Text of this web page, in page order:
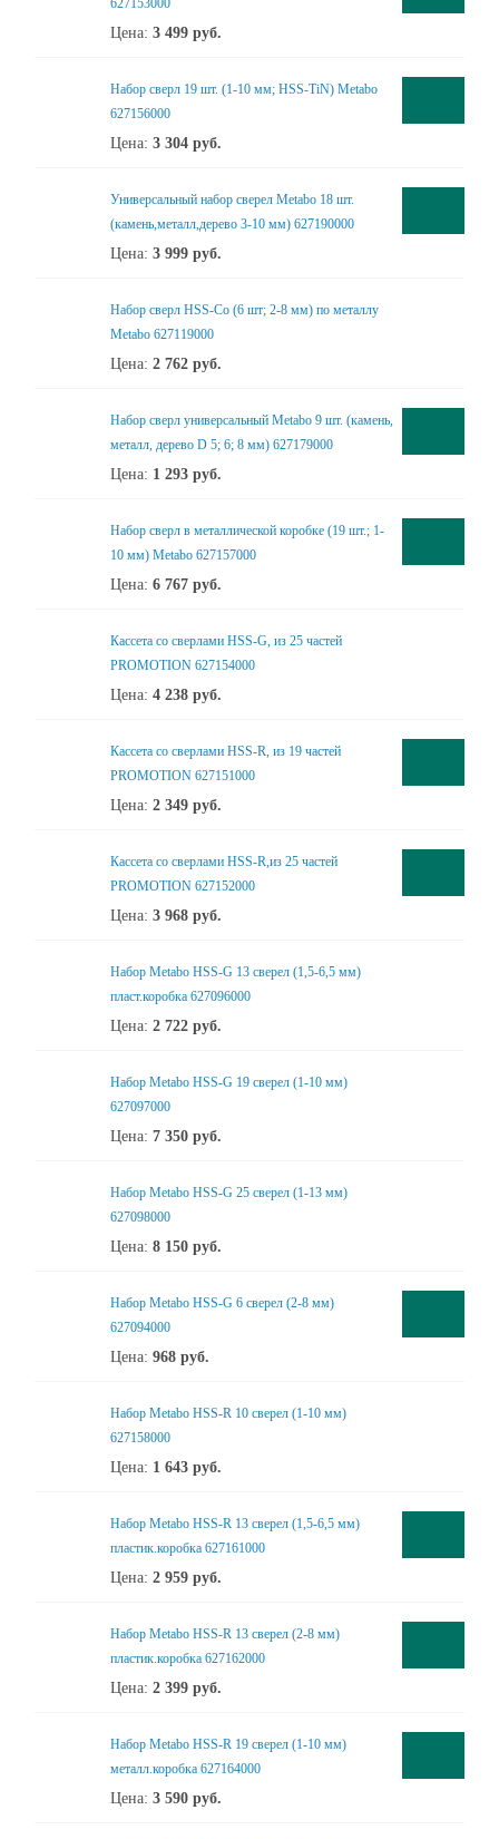
627153000
Цена: 3 499 руб.
Набор сверл 19 шт. (1-10 мм; HSS-TiN) Metabo
627156000
Цена: 3 304 руб.
Универсальный набор сверел Metabo 18 шт.
(камень,металл,дерево 3-10 мм) 627190000
Цена: 3 999 руб.
Набор сверл HSS-Co (6 шт; 2-8 мм) по металлу
Metabo 627119000
Цена: 2 762 руб.
Набор сверл универсальный Metabo 9 шт. (камень,
металл, дерево D 5; 6; 8 мм) 627179000
Цена: 1 293 руб.
Набор сверл в металлической коробке (19 шт.; 1-
10 мм) Metabo 627157000
Цена: 6 767 руб.
Кассета со сверлами HSS-G, из 25 частей
PROMOTION 627154000
Цена: 4 238 руб.
Кассета со сверлами HSS-R, из 19 частей
PROMOTION 627151000
Цена: 2 349 руб.
Кассета со сверлами HSS-R,из 25 частей
PROMOTION 627152000
Цена: 3 968 руб.
Набор Metabo HSS-G 13 сверел (1,5-6,5 мм)
пласт.коробка 627096000
Цена: 2 722 руб.
Набор Metabo HSS-G 19 сверел (1-10 мм)
627097000
Цена: 7 350 руб.
Набор Metabo HSS-G 25 сверел (1-13 мм)
627098000
Цена: 8 150 руб.
Набор Metabo HSS-G 6 сверел (2-8 мм)
627094000
Цена: 968 руб.
Набор Metabo HSS-R 10 сверел (1-10 мм)
627158000
Цена: 1 643 руб.
Набор Metabo HSS-R 13 сверел (1,5-6,5 мм)
пластик.коробка 627161000
Цена: 2 959 руб.
Набор Metabo HSS-R 13 сверел (2-8 мм)
пластик.коробка 627162000
Цена: 2 399 руб.
Набор Metabo HSS-R 19 сверел (1-10 мм)
металл.коробка 627164000
Цена: 3 590 руб.